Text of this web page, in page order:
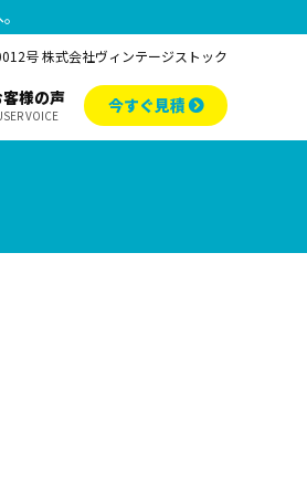
号 株式会社ヴィンテージストック
客様の声
VOICE 今すぐ見積